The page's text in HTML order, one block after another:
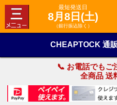
最短発送日
8月8日(土)
（銀行振込除く）
CHEAPTOCK 通
📞 お電話でもご
全商品 送